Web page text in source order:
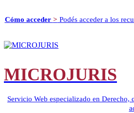
Cómo acceder > Podés acceder a los
MICROJURIS
Servicio Web especializado en